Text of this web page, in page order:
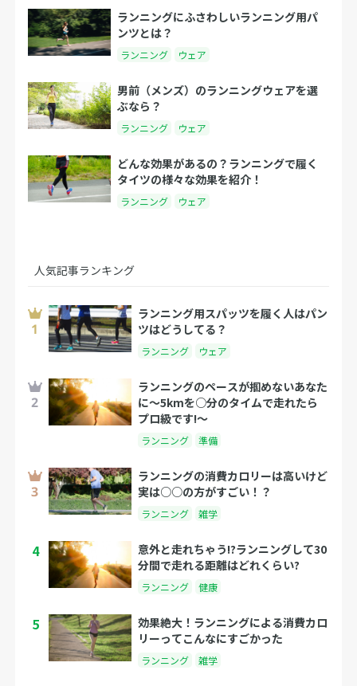
ランニングにふさわしいランニング用パ
ンツとは？
ランニング ウェア
男前（メンズ）のランニングウェアを選
ぶなら？
ランニング ウェア
どんな効果があるの？ランニングで履く
タイツの様々な効果を紹介！
ランニング ウェア
人気記事ランキング
ランニング用スパッツを履く人はパン
ツはどうしてる？
ランニング ウェア
ランニングのペースが掴めないあなた
に～5kmを○分のタイムで走れたら
プロ級です!～
ランニング 準備
ランニングの消費カロリーは高いけど
実は○○の方がすごい！？
ランニング 雑学
4
意外と走れちゃう!?ランニングして30
分間で走れる距離はどれくらい?
ランニング 健康
5
効果絶大！ランニングによる消費カロ
リーってこんなにすごかった
ランニング 雑学